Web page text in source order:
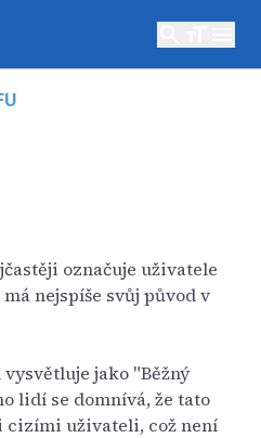
označuje uživatele
nejspíše svůj původ v
jako "Běžný
lidí se domnívá, že tato
cizími uživateli, což není